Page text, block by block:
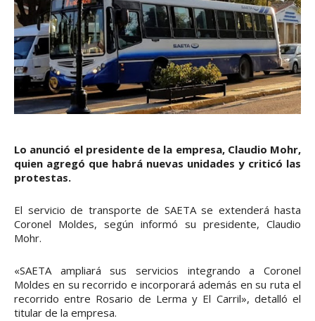
Lo anunció el presidente de la empresa, Claudio Mohr,
quien agregó que habrá nuevas unidades y criticó las
protestas.
El servicio de transporte de SAETA se extenderá hasta
Coronel Moldes, según informó su presidente, Claudio
Mohr.
«SAETA ampliará sus servicios integrando a Coronel
Moldes en su recorrido e incorporará además en su ruta el
recorrido entre Rosario de Lerma y El Carril», detalló el
titular de la empresa.